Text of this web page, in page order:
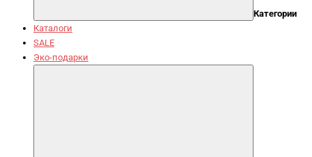
Категории
Каталоги
SALE
Эко-подарки